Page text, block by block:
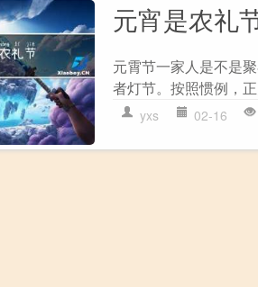
元宵是农礼
元霄节一家人是不是
者灯节。按照惯例，
yxs 02-16